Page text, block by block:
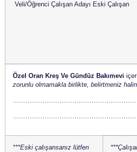
Veli/Öğrenci Çalışan Adayı Eski Çalışan
Özel Oran Kreş Ve Gündüz Bakımevi
zorunlu olmamakla birlikte, belirtmeniz
***Eski çalışansanız lütfen